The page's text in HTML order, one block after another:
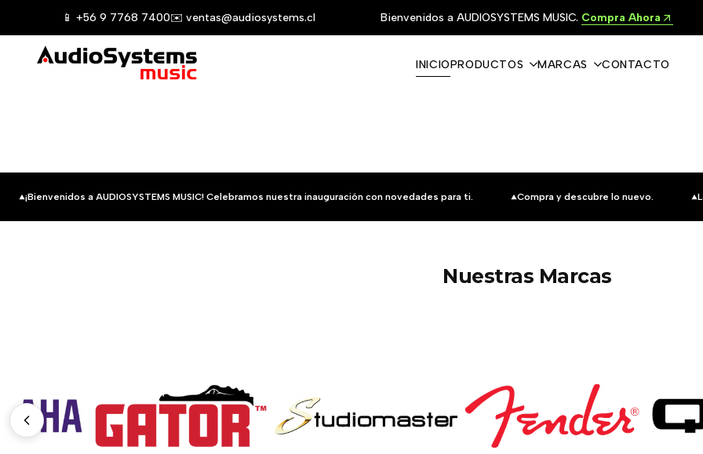
📱 +56 9 7768 7400✉️ ventas@audiosystems.cl Bienvenidos a AUDIOSYSTEMS MUSIC. Compra Ahora
INICIOPRODUCTOS MARCAS CONTACTO
¡Bienvenidos a AUDIOSYSTEMS MUSIC! Celebramos nuestra inauguración con novedades para ti. Compra y descubre lo nuevo.
Nuestras Marcas